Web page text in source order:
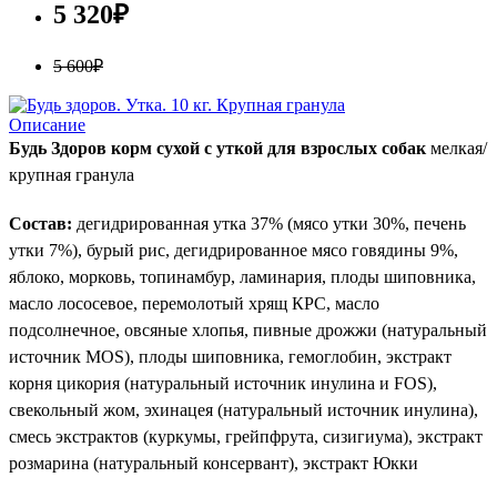
5 320₽
5 600₽
Описание
Будь Здоров корм сухой с уткой для взрослых собак мелкая/
крупная гранула
Состав: дегидрированная утка 37% (мясо утки 30%, печень
утки 7%), бурый рис, дегидрированное мясо говядины 9%,
яблоко, морковь, топинамбур, ламинария, плоды шиповника,
масло лососевое, перемолотый хрящ КРС, масло
подсолнечное, овсяные хлопья, пивные дрожжи (натуральный
источник MOS), плоды шиповника, гемоглобин, экстракт
корня цикория (натуральный источник инулина и FOS),
свекольный жом, эхинацея (натуральный источник инулина),
смесь экстрактов (куркумы, грейпфрута, сизигиума), экстракт
розмарина (натуральный консервант), экстракт Юкки